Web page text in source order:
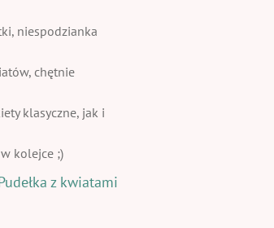
niespodzianka
chętnie
klasyczne, jak i
kolejce ;)
z kwiatami